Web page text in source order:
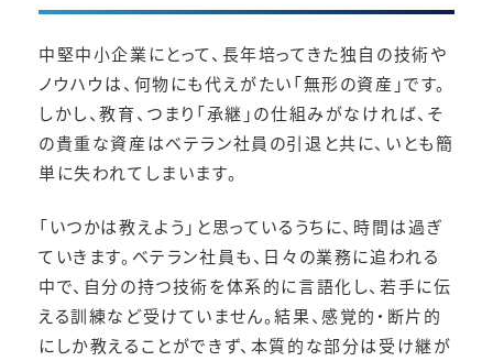
中堅中小企業にとって、長年培ってきた独自の技術や
ノウハウは、何物にも代えがたい「無形の資産」です。
しかし、教育、つまり「承継」の仕組みがなければ、そ
の貴重な資産はベテラン社員の引退と共に、いとも簡
単に失われてしまいます。
「いつかは教えよう」と思っているうちに、時間は過ぎ
ていきます。ベテラン社員も、日々の業務に追われる
中で、自分の持つ技術を体系的に言語化し、若手に伝
える訓練など受けていません。結果、感覚的・断片的
にしか教えることができず、本質的な部分は受け継が